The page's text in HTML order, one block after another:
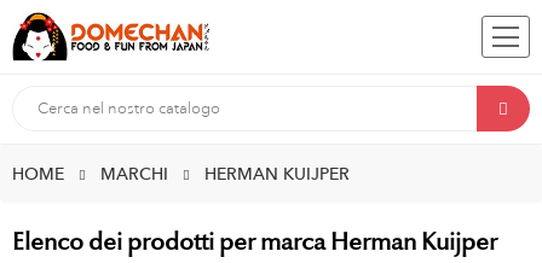
HOME MARCHI HERMAN KUIJPER
Elenco dei prodotti per marca Herman Kuijper